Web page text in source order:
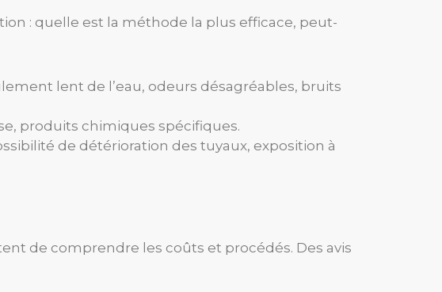
: quelle est la méthode la plus efficace, peut-
lent de l’eau, odeurs désagréables, bruits
produits chimiques spécifiques.
de détérioration des tuyaux, exposition à
de comprendre les coûts et procédés. Des avis